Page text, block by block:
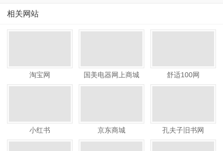
相关网站
淘宝网 国美电器网上商城 舒适100网
小红书 京东商城 孔夫子旧书网